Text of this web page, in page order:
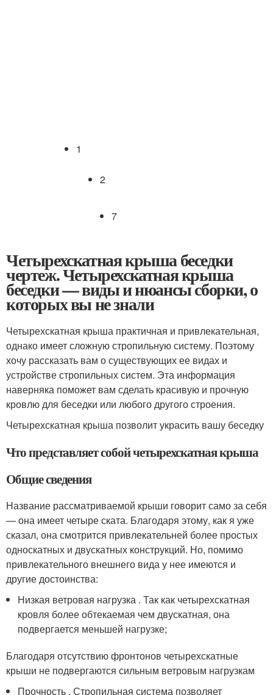
1
2
7
Четырехскатная крыша беседки
чертеж. Четырехскатная крыша
беседки — виды и нюансы сборки, о
которых вы не знали
Четырехскатная крыша практичная и привлекательная,
однако имеет сложную стропильную систему. Поэтому
хочу рассказать вам о существующих ее видах и
устройстве стропильных систем. Эта информация
наверняка поможет вам сделать красивую и прочную
кровлю для беседки или любого другого строения.
Четырехскатная крыша позволит украсить вашу беседку
Что представляет собой четырехскатная крыша
Общие сведения
Название рассматриваемой крыши говорит само за себя
— она имеет четыре ската. Благодаря этому, как я уже
сказал, она смотрится привлекательней более простых
односкатных и двускатных конструкций. Но, помимо
привлекательного внешнего вида у нее имеются и
другие достоинства:
Низкая ветровая нагрузка . Так как четырехскатная
кровля более обтекаемая чем двускатная, она
подвергается меньшей нагрузке;
Благодаря отсутствию фронтонов четырехскатные
крыши не подвергаются сильным ветровым нагрузкам
Прочность . Стропильная система позволяет